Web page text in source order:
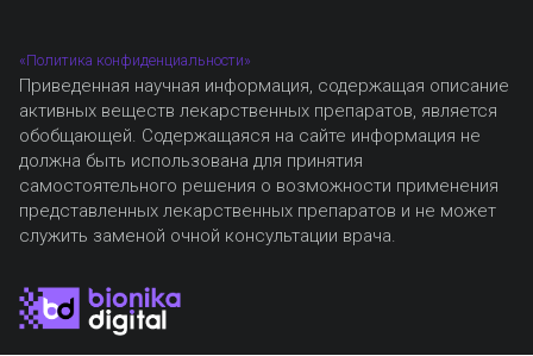
«Политика конфиденциальности»
Приведенная научная информация, содержащая описание
активных веществ лекарственных препаратов, является
обобщающей. Содержащаяся на сайте информация не
должна быть использована для принятия
самостоятельного решения о возможности применения
представленных лекарственных препаратов и не может
служить заменой очной консультации врача.